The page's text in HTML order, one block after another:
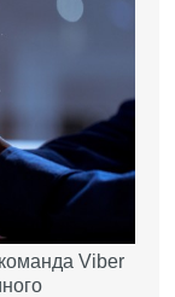
команда Viber